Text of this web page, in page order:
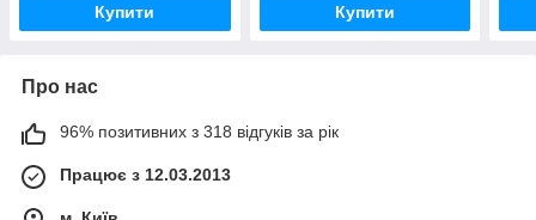
Купити Купити
Про нас
96% позитивних з 318 відгуків за рік
Працює з 12.03.2013